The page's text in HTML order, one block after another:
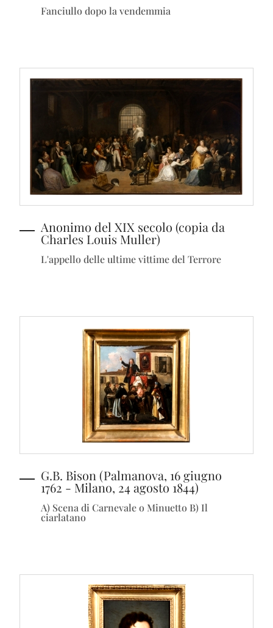
Fanciullo dopo la vendemmia
Anonimo del XIX secolo (copia da
Charles Louis Muller)
L'appello delle ultime vittime del Terrore
G.B. Bison (Palmanova, 16 giugno
1762 - Milano, 24 agosto 1844)
A) Scena di Carnevale o Minuetto B) Il
ciarlatano